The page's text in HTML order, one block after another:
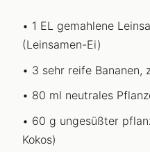
1 EL gemahlene
(Leinsamen-Ei)
3 sehr reife Bananen,
80 ml neutrales
60 g ungesüßter
Kokos)